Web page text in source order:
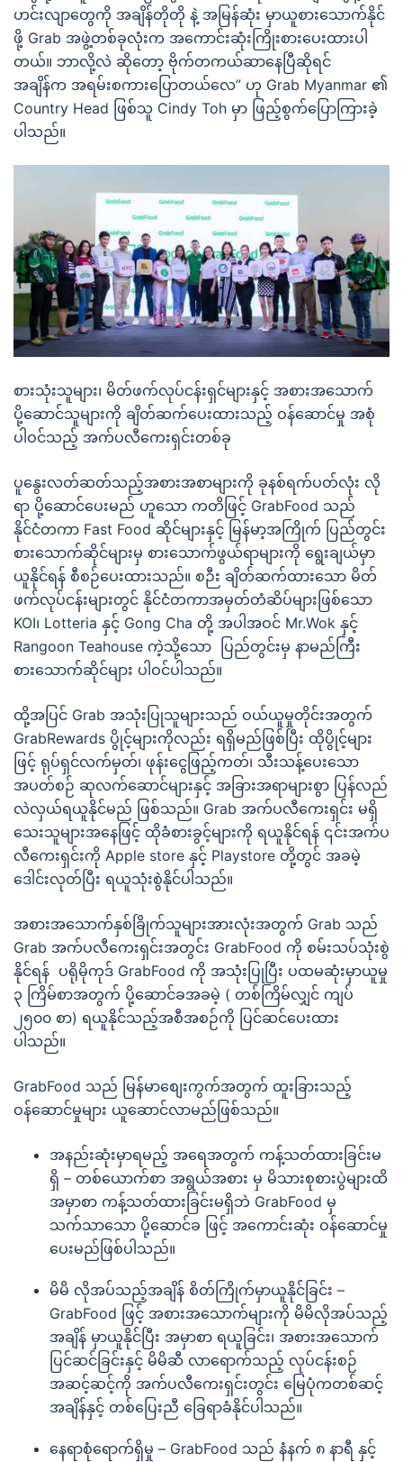
ဟင်းလျာတွေကို အချိန်တိုတို နဲ့ အမြန်ဆုံး မှာယူစားသောက်နိုင်
ဖို့ Grab အဖွဲ့တစ်ခုလုံးက အကောင်းဆုံးကြိုးစားပေးထားပါ
တယ်။ ဘာလို့လဲ ဆိုတော့ ဗိုက်တကယ်ဆာနေပြီဆိုရင်
အချိန်က အရမ်းစကားပြောတယ်လေ” ဟု Grab Myanmar ၏
Country Head ဖြစ်သူ Cindy Toh မှာ ဖြည့်စွက်ပြောကြားခဲ့
ပါသည်။
စားသုံးသူများ၊ မိတ်ဖက်လုပ်ငန်းရှင်များနှင့် အစားအသောက်
ပို့ဆောင်သူများကို ချိတ်ဆက်ပေးထားသည့် ဝန်ဆောင်မှု အစုံ
ပါဝင်သည့် အက်ပလီကေးရှင်းတစ်ခု
ပူနွေးလတ်ဆတ်သည့်အစားအစာများကို ခုနစ်ရက်ပတ်လုံး လို
ရာ ပို့ဆောင်ပေးမည် ဟူသော ကတိဖြင့် GrabFood သည်
နိုင်ငံတကာ Fast Food ဆိုင်များနှင့် မြန်မာ့အကြိုက် ပြည်တွင်း
စားသောက်ဆိုင်များမှ စားသောက်ဖွယ်ရာများကို ရွေးချယ်မှာ
ယူနိုင်ရန် စီစဉ်ပေးထားသည်။ စဉီး ချိတ်ဆက်ထားသော မိတ်
ဖက်လုပ်ငန်းများတွင် နိုင်ငံတကာအမှတ်တံဆိပ်များဖြစ်သော
KOI၊ Lotteria နှင့် Gong Cha တို့ အပါအဝင် Mr.Wok နှင့်
Rangoon Teahouse ကဲ့သို့သော ပြည်တွင်းမှ နာမည်ကြီး
စားသောက်ဆိုင်များ ပါဝင်ပါသည်။
ထို့အပြင် Grab အသုံးပြုသူများသည် ဝယ်ယူမှုတိုင်းအတွက်
GrabRewards ပွိုင့်များကိုလည်း ရရှိမည်ဖြစ်ပြီး ထိုပွိုင့်များ
ဖြင့် ရုပ်ရှင်လက်မှတ်၊ ဖုန်းငွေဖြည့်ကတ်၊ သီးသန့်ပေးသော
အပတ်စဉ် ဆုလက်ဆောင်များနှင့် အခြားအရာများစွာ ပြန်လည်
လဲလှယ်ရယူနိုင်မည် ဖြစ်သည်။ Grab အက်ပလီကေးရှင်း မရှိ
သေးသူများအနေဖြင့် ထိုခံစားခွင့်များကို ရယူနိုင်ရန် ၎င်းအက်ပ
လီကေးရှင်းကို Apple store နှင့် Playstore တို့တွင် အခမဲ့
ဒေါင်းလုတ်ပြီး ရယူသုံးစွဲနိုင်ပါသည်။
အစားအသောက်နှစ်ခြိုက်သူများအားလုံးအတွက် Grab သည်
Grab အက်ပလီကေးရှင်းအတွင်း GrabFood ကို စမ်းသပ်သုံးစွဲ
နိုင်ရန် ပရိုမိုကုဒ် GrabFood ကို အသုံးပြုပြီး ပထမဆုံးမှာယူမှု
၃ ကြိမ်စာအတွက် ပို့ဆောင်ခအခမဲ့ ( တစ်ကြိမ်လျှင် ကျပ်
၂၅၀၀ စာ) ရယူနိုင်သည့်အစီအစဉ်ကို ပြင်ဆင်ပေးထား
ပါသည်။
GrabFood သည် မြန်မာစျေးကွက်အတွက် ထူးခြားသည့်
ဝန်ဆောင်မှုများ ယူဆောင်လာမည်ဖြစ်သည်။
အနည်းဆုံးမှာရမည့် အရေအတွက် ကန့်သတ်ထားခြင်းမ
ရှိ – တစ်ယောက်စာ အရွယ်အစား မှ မိသားစုစားပွဲများထိ
အမှာစာ ကန့်သတ်ထားခြင်းမရှိဘဲ GrabFood မှ
သက်သာသော ပို့ဆောင်ခ ဖြင့် အကောင်းဆုံး ဝန်ဆောင်မှု
ပေးမည်ဖြစ်ပါသည်။
မိမိ လိုအပ်သည့်အချိန် စိတ်ကြိုက်မှာယူနိုင်ခြင်း –
GrabFood ဖြင့် အစားအသောက်များကို မိမိလိုအပ်သည့်
အချိန် မှာယူနိုင်ပြီး အမှာစာ ရယူခြင်း၊ အစားအသောက်
ပြင်ဆင်ခြင်းနှင့် မိမိဆီ လာရောက်သည့် လုပ်ငန်းစဉ်
အဆင့်ဆင့်ကို အက်ပလီကေးရှင်းတွင်း မြေပုံကတစ်ဆင့်
အချိန်နှင့် တစ်ပြေးညီ ခြေရာခံနိုင်ပါသည်။
နေရာစုံရောက်ရှိမှု – GrabFood သည် နံနက် ၈ နာရီ နှင့်